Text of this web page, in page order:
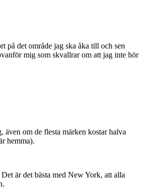
på det område jag ska åka till och sen
mig som skvallrar om att jag inte hör
även om de flesta märken kostar halva
hemma).
är det bästa med New York, att alla